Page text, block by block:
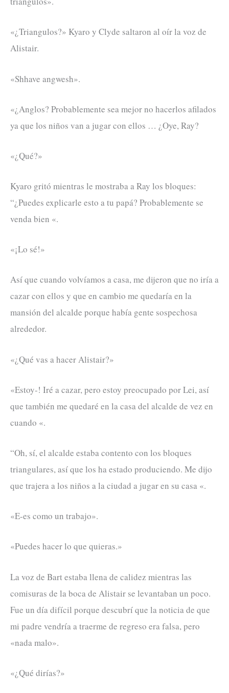
«¿Triangulos?» Kyaro y Clyde saltaron al oír la voz de
Alistair.
«Shhave angwesh».
«¿Anglos? Probablemente sea mejor no hacerlos afilados
ya que los niños van a jugar con ellos … ¿Oye, Ray?
«¿Qué?»
Kyaro gritó mientras le mostraba a Ray los bloques:
“¿Puedes explicarle esto a tu papá? Probablemente se
venda bien «.
«¡Lo sé!»
Así que cuando volvíamos a casa, me dijeron que no iría a
cazar con ellos y que en cambio me quedaría en la
mansión del alcalde porque había gente sospechosa
alrededor.
«¿Qué vas a hacer Alistair?»
«Estoy-! Iré a cazar, pero estoy preocupado por Lei, así
que también me quedaré en la casa del alcalde de vez en
cuando «.
“Oh, sí, el alcalde estaba contento con los bloques
triangulares, así que los ha estado produciendo. Me dijo
que trajera a los niños a la ciudad a jugar en su casa «.
«E-es como un trabajo».
«Puedes hacer lo que quieras.»
La voz de Bart estaba llena de calidez mientras las
comisuras de la boca de Alistair se levantaban un poco.
Fue un día difícil porque descubrí que la noticia de que
mi padre vendría a traerme de regreso era falsa, pero
«nada malo».
«¿Qué dirías?»